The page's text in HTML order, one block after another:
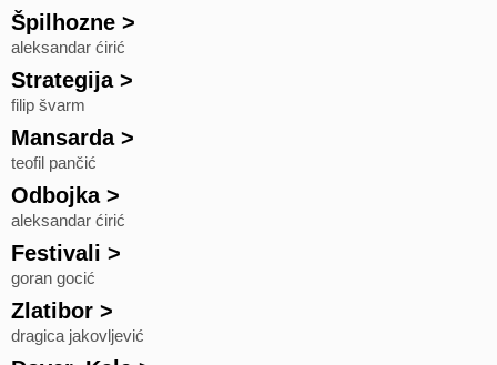
Špilhozne >
aleksandar ćirić
Strategija>
filip švarm
Mansarda>
teofil pančić
Odbojka>
aleksandar ćirić
Festivali >
goran gocić
Zlatibor >
dragica jakovljević